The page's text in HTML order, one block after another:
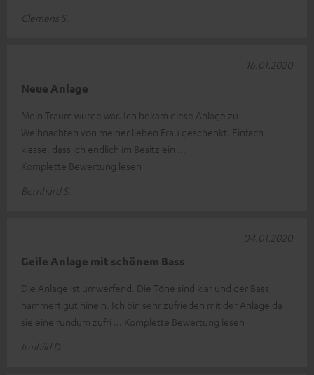
Clemens S.
Neue Anlage
Mein Traum wurde war. Ich bekam diese Anlage zu
Weihnachten von meiner lieben Frau geschenkt. Einfach
klasse, dass ich endlich im Besitz ein
Komplette Bewertung lesen
Bernhard S.
16.01.2020
Geile Anlage mit schönem Bass
Die Anlage ist umwerfend. Die Töne sind klar und der Bass
hämmert gut hinein. Ich bin sehr zufrieden mit der Anlage da
sie eine rundum zufri
Komplette Bewertung lesen
Irmhild D.
04.01.2020